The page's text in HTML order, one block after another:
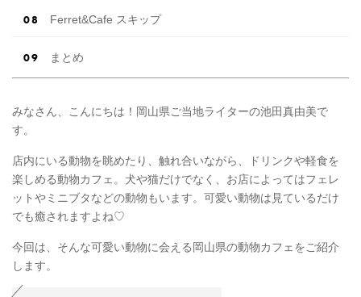
Ferret&Cafe スキップ
まとめ
みなさん、こんにちは！岡山県ご当地ライターの池田真由美で
す。
店内にいる動物を眺めたり、触れ合いながら、ドリンクや軽食を
楽しめる動物カフェ。犬や猫だけでなく、お店によってはフェレ
ットやミニブタなどの動物もいます。可愛い動物は見ているだけ
でも癒されますよね♡
今回は、そんな可愛い動物に会える岡山県の動物カフェをご紹介
します。